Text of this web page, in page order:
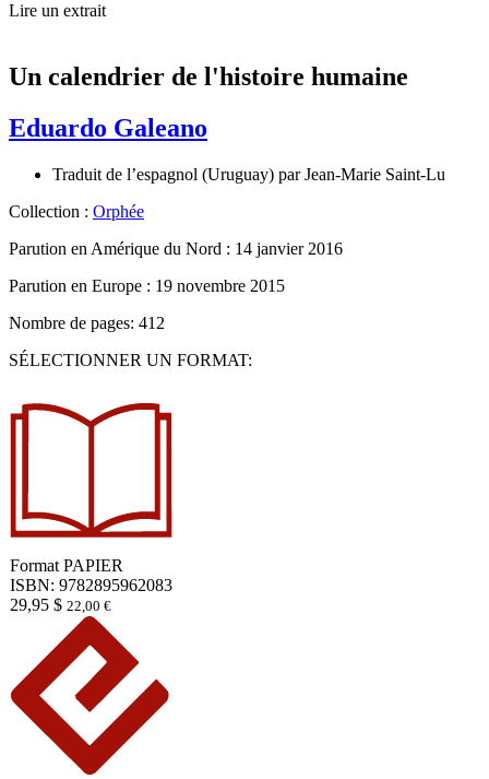
Lire un extrait
Un calendrier de l'histoire humaine
Eduardo Galeano
Traduit de l’espagnol (Uruguay) parJean-Marie Saint-Lu
Collection : Orphée
Parution en Amérique du Nord : 14 janvier 2016
Parution en Europe : 19 novembre 2015
Nombre de pages: 412
SÉLECTIONNER UN FORMAT:
Format PAPIER
ISBN: 9782895962083
29,95 $ 22,00 €